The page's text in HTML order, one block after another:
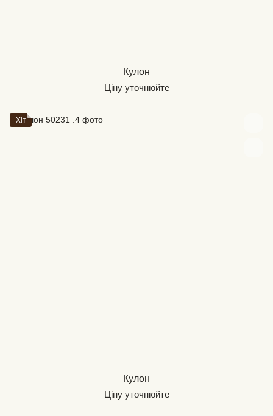
Кулон
Ціну уточнюйте
Хіт
Кулон
Ціну уточнюйте